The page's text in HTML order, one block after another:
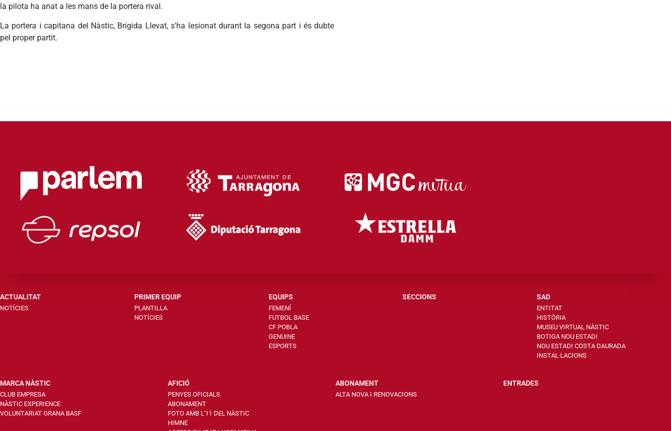
la pilota ha anat a les mans de la portera rival.
La portera i capitana del Nàstic, Brígida Llevat, s'ha lesionat durant la segona part i és dubte
pel proper partit.
ACTUALITAT
NOTÍCIES
PRIMER EQUIP
PLANTILLA
NOTÍCIES
EQUIPS
FEMENÍ
FUTBOL BASE
CF POBLA
GENUINE
ESPORTS
SECCIONS SAD
ENTITAT
HISTÒRIA
MUSEU VIRTUAL NÀSTIC
BOTIGA NOU ESTADI
NOU ESTADI COSTA DAURADA
INSTAL·LACIONS
MARCA NÀSTIC
CLUB EMPRESA
NÀSTIC EXPERIENCE
VOLUNTARIAT GRANA BASF
AFICIÓ
PENYES OFICIALS
ABONAMENT
FOTO AMB L'11 DEL NÀSTIC
HIMNE
ABONAMENT
ALTA NOVA I RENOVACIONS
ENTRADES